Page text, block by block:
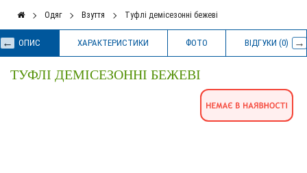
Одяг Взуття Туфлі демісезонні бежеві
ОПИС ХАРАКТЕРИСТИКИ ФОТО ВІДГУКИ (0)
ТУФЛІ ДЕМІСЕЗОННІ БЕЖЕВІ